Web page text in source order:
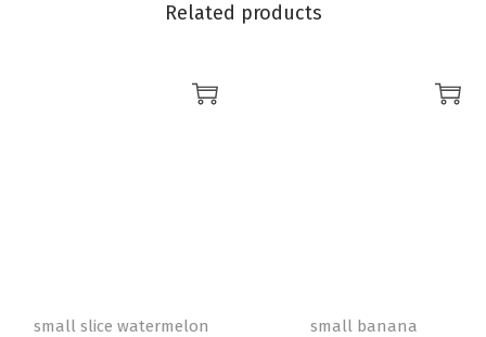
Related products
small slice watermelon small banana